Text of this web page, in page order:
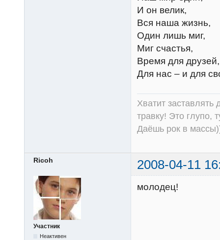
И он велик,
Вся наша жизнь,
Один лишь миг,
Миг счастья,
Время для друзей,
Для нас – и для
Хватит заставлять
травку! Это глупо,
Даёшь рок в
Ricoh 2008-04-11
Участник
Неактивен
молодец!